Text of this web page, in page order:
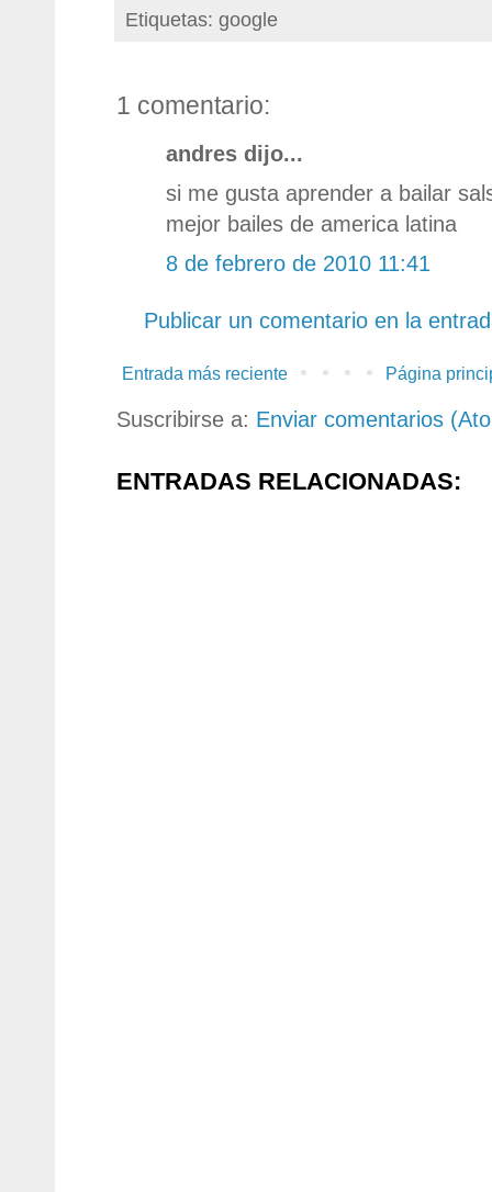
Etiquetas: google
1 comentario:
andres dijo...
si me gusta aprender a bailar
mejor bailes de america latina
8 de febrero de 2010 11:41
Publicar un comentario en la
Entrada más reciente Página
Suscribirse a: Enviar comentarios
ENTRADAS RELACIONADAS: